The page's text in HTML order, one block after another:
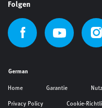
Folgen
Home Garantie
Privacy Policy Cookie-